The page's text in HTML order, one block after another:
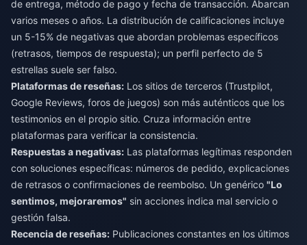
de entrega, método de pago y fecha de transacción. Abarcan
varios meses o años. La distribución de calificaciones incluye
un 5-15% de negativas que abordan problemas específicos
(retrasos, tiempos de respuesta); un perfil perfecto de 5
estrellas suele ser falso.
Plataformas de reseñas: Los sitios de terceros (Trustpilot,
Google Reviews, foros de juegos) son más auténticos que los
testimonios en el propio sitio. Cruza información entre
plataformas para verificar la consistencia.
Respuestas a negativas: Las plataformas legítimas responden
con soluciones específicas: números de pedido, explicaciones
de retrasos o confirmaciones de reembolso. Un genérico "Lo
sentimos, mejoraremos" sin acciones indica mal servicio o
gestión falsa.
Recencia de reseñas: Publicaciones constantes en los últimos